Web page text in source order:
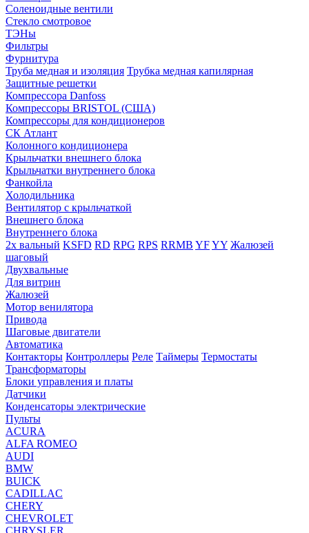
Соленоидные вентили
Стекло смотровое
ТЭНы
Фильтры
Фурнитура
Труба медная и изоляция Трубка медная капилярная
Защитные решетки
Компрессора Danfoss
Компрессоры BRISTOL (США)
Компрессоры для кондиционеров
СК Атлант
Колонного кондиционера
Крыльчатки внешнего блока
Крыльчатки внутреннего блока
Фанкойла
Холодильника
Вентилятор с крыльчаткой
Внешнего блока
Внутреннего блока
2х вальный KSFD RD RPG RPS RRMB YFYY Жалюзей
шаговый
Двухвальные
Для витрин
Жалюзей
Мотор венилятора
Привода
Шаговые двигатели
Автоматика
Контакторы Контроллеры Реле Таймеры Термостаты
Трансформаторы
Блоки управления и платы
Датчики
Конденсаторы электрические
Пульты
ACURA
ALFA ROMEO
AUDI
BMW
BUICK
CADILLAC
CHERY
CHEVROLET
CHRYSLER